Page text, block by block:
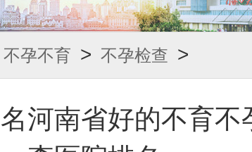
不孕不育 > 不孕检查 >
河南省好的不育不